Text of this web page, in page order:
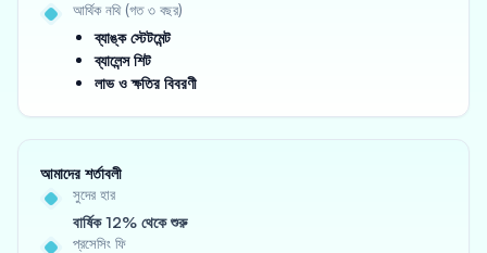
আর্থিক নথি (গত ৩ বছর)
ব্যাঙ্ক স্টেটমেন্ট
ব্যালেন্স শিট
লাভ ও ক্ষতির বিবরণী
আমাদের শর্তাবলী
সুদের হার
বার্ষিক 12% থেকে শুরু
প্রসেসিং ফি